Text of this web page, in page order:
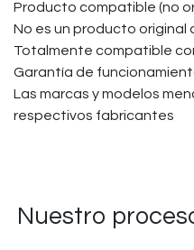
Producto compatible (no
No es un producto original
Totalmente compatible
Garantía de
Las marcas y modelos
respectivos fabricantes
Nuestro